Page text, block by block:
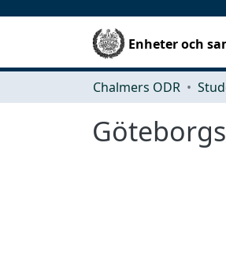
Enheter och
Chalmers ODR